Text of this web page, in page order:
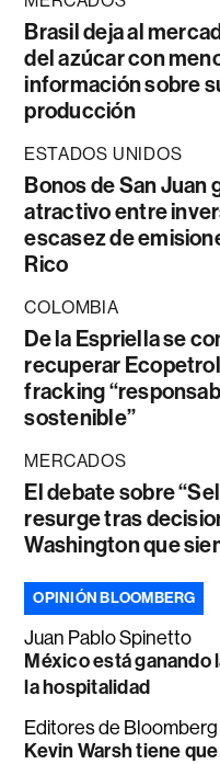
Brasil deja al
del azúcar con
información sobre
producción
ESTADOS UNIDOS
Bonos de San Juan
atractivo entre
escasez de
Rico
COLOMBIA
De la Espriella se
recuperar
fracking
sostenible”
MERCADOS
El debate sobre
resurge tras
Washington que
OPINIÓN BLOOMBERG
Juan Pablo Spinetto
México está ganando
la hospitalidad
Editores de
Kevin Warsh tiene